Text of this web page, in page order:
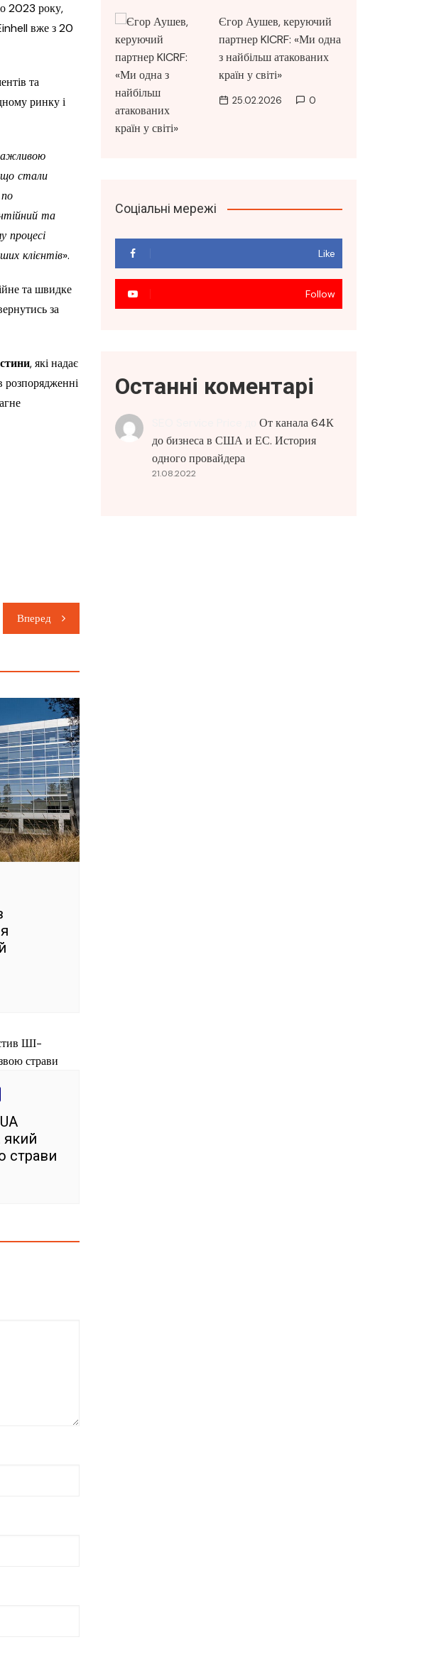
2023 року,
вже з 20
та
ринку і
що стали
та
процесі
клієнтів».
та швидке
за
, які надає
розпорядженні
Вперед
який
страви
Єгор Аушев, керуючий
партнер KICRF: «Ми одна
з найбільш атакованих
країн у світі»
25.02.2026 0
Соціальні мережі
Like
Follow
Останні коментарі
От канала 64К
до бизнеса в США и ЕС. История
одного провайдера
21.08.2022